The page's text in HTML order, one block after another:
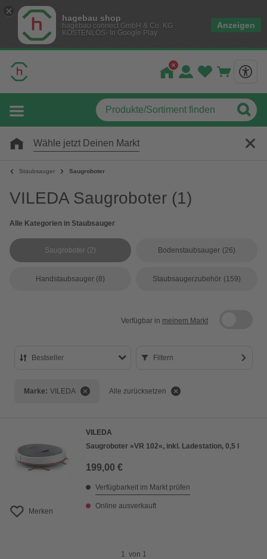
hagebau shop
hagebau connect GmbH & Co. KG
KOSTENLOS- In Google Play
Anzeigen
Wähle jetzt Deinen Markt
Staubsauger Saugroboter
VILEDA Saugroboter (1)
Alle Kategorien in Staubsauger
Saugroboter (2) Bodenstaubsauger (26)
Handstaubsauger (8) Staubsaugerzubehör (159)
Verfügbar in meinem Markt
Bestseller
Bewertung
Filtern
Marke: VILEDA Alle zurücksetzen
Merken
VILEDA
Saugroboter »VR 102«, inkl. Ladestation, 0,5 l
199,00 €
Verfügbarkeit im Markt prüfen
Online ausverkauft
1 von 1